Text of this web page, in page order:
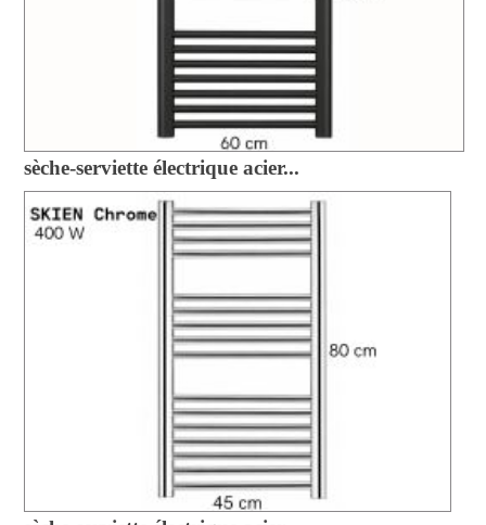
sèche-serviette électrique acier...